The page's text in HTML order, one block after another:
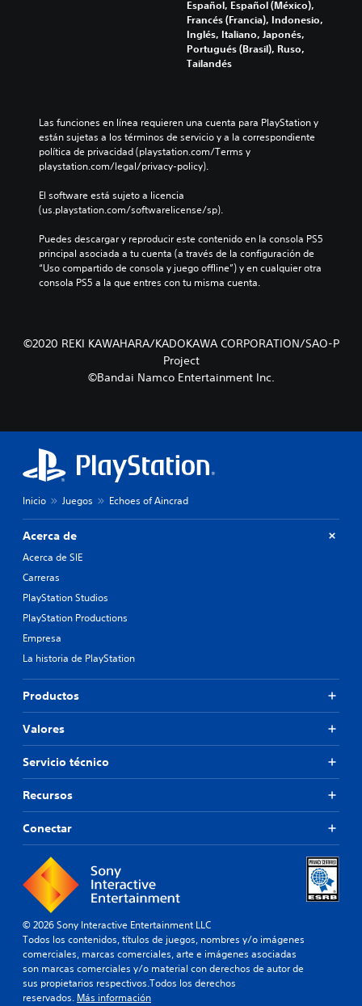
Español, Español (México),
Francés (Francia), Indonesio,
Inglés, Italiano, Japonés,
Portugués (Brasil), Ruso,
Tailandés
Las funciones en línea requieren una cuenta para PlayStation y
están sujetas a los términos de servicio y a la correspondiente
política de privacidad (playstation.com/Terms y
playstation.com/legal/privacy-policy).
El software está sujeto a licencia
(us.playstation.com/softwarelicense/sp).
Puedes descargar y reproducir este contenido en la consola PS5
principal asociada a tu cuenta (a través de la configuración de
“Uso compartido de consola y juego offline”) y en cualquier otra
consola PS5 a la que entres con tu misma cuenta.
©2020 REKI KAWAHARA/KADOKAWA CORPORATION/SAO-P
Project
©Bandai Namco Entertainment Inc.
Inicio Juegos Echoes of Aincrad
Acerca de
Acerca de SIE
Carreras
PlayStation Studios
PlayStation Productions
Empresa
La historia de PlayStation
Productos
Valores
Servicio técnico
Recursos
Conectar
© 2026 Sony Interactive Entertainment LLC
Todos los contenidos, títulos de juegos, nombres y/o imágenes
comerciales, marcas comerciales, arte e imágenes asociadas
son marcas comerciales y/o material con derechos de autor de
sus propietarios respectivos.Todos los derechos
reservados. Más información